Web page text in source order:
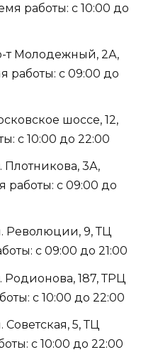
работы: с 10:00 до
т Молодежный, 2А,
работы: с 09:00 до
шоссе, 12,
с 10:00 до 22:00
3А,
работы: с 09:00 до
Революции, 9, ТЦ
с 09:00 до 21:00
187, ТРЦ
с 10:00 до 22:00
5, ТЦ
с 10:00 до 22:00